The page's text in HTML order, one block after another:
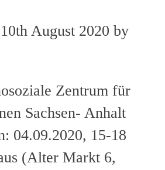
August 2020 by
Zentrum für
Sachsen- Anhalt
04.09.2020, 15-18
(Alter Markt 6,